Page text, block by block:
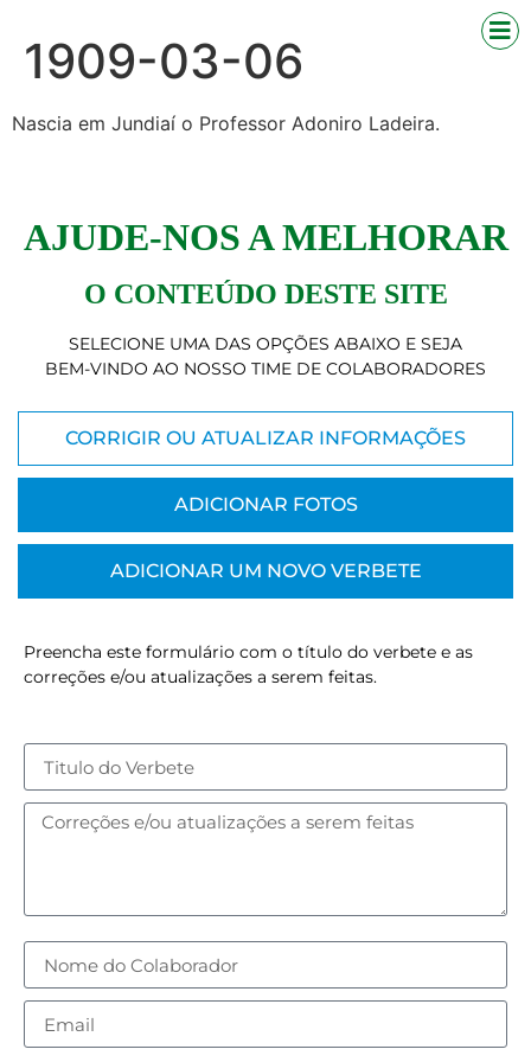
1909-03-06
Nascia em Jundiaí o Professor Adoniro Ladeira.
AJUDE-NOS A MELHORAR
O CONTEÚDO DESTE SITE
SELECIONE UMA DAS OPÇÕES ABAIXO E SEJA
BEM-VINDO AO NOSSO TIME DE COLABORADORES
CORRIGIR OU ATUALIZAR INFORMAÇÕES
ADICIONAR FOTOS
ADICIONAR UM NOVO VERBETE
Preencha este formulário com o título do verbete e as
correções e/ou atualizações a serem feitas.